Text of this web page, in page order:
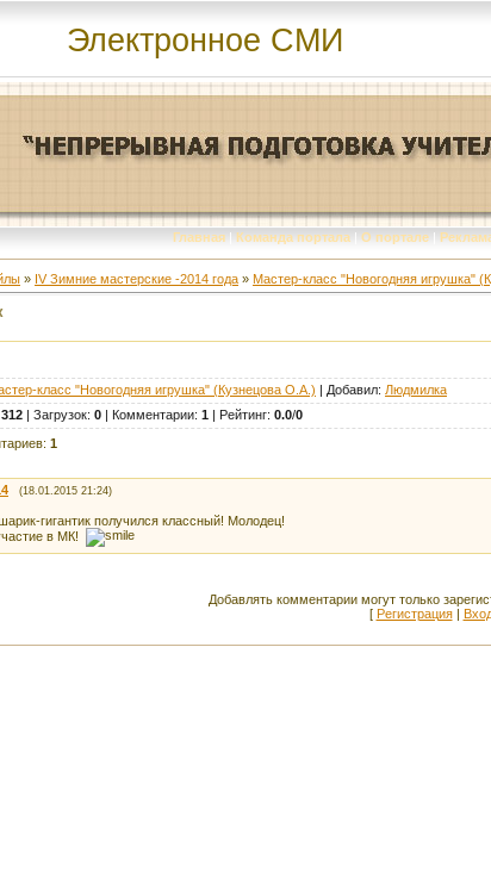
Электронное СМИ
Главная | Команда портала | О портале |
» IV Зимние мастерские -2014 года » Мастер-класс "Новогодняя игрушка"
класс "Новогодняя игрушка" (Кузнецова О.А.) | Добавил: Людмилка
312 | Загрузок: 0 | Комментарии: 1 | Рейтинг: 0.0/0
: 1
(18.01.2015 21:24)
гигантик получился классный! Молодец!
в МК!
Добавлять комментарии могут только
[ Регистрация|